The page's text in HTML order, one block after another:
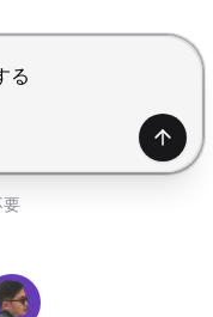
生成
要